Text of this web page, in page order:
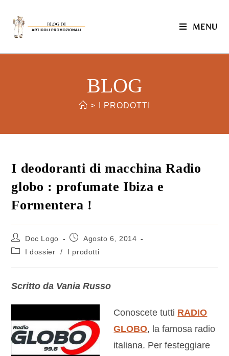
MENU
BLOG
> I PRODOTTI
I deodoranti di macchina Radio
globo : profumate Ibiza e
Formentera !
Doc Logo
Agosto 6, 2014
I dossier
/ I prodotti
Scritto da Vania Russo
Conoscete tutti RADIO
GLOBO, la famosa radio
italiana. Per festeggiare